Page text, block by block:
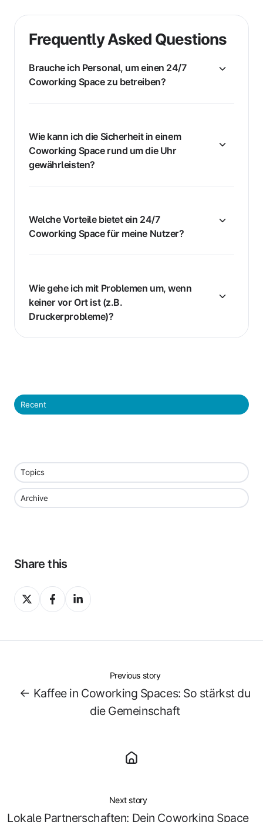
Frequently Asked Questions
Brauche ich Personal, um einen 24/7
Coworking Space zu betreiben?
Wie kann ich die Sicherheit in einem
Coworking Space rund um die Uhr
gewährleisten?
Welche Vorteile bietet ein 24/7
Coworking Space für meine Nutzer?
Wie gehe ich mit Problemen um, wenn
keiner vor Ort ist (z.B.
Druckerprobleme)?
Recent
Topics
Archive
Share this
Share
on
Share
on
Share
on
Previous story
← Kaffee in Coworking Spaces: So stärkst du
die Gemeinschaft
Next story
Lokale Partnerschaften: Dein Coworking Space